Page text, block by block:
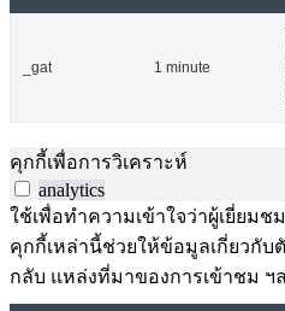
_gat 1 minute
คุกกี้เพื่อการวิเคราะห์
analytics
ใช้เพื่อทำความเข้าใจว่าผู้เยี่ยมช
คุกกี้เหล่านี้ช่วยให้ข้อมูลเกี่ยวกับ
กลับ แหล่งที่มาของการเข้าชม ฯ